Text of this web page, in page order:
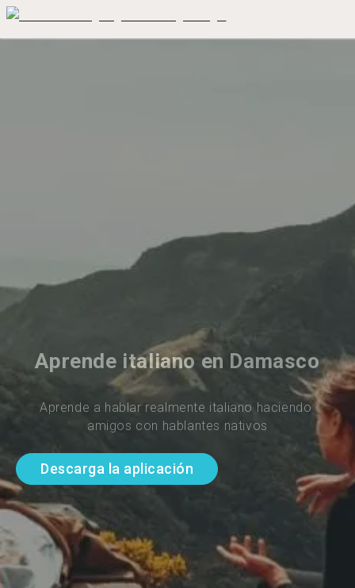
Aprende italiano en Damasco
Aprende a hablar realmente italiano haciendo
amigos con hablantes nativos
Descarga la aplicación